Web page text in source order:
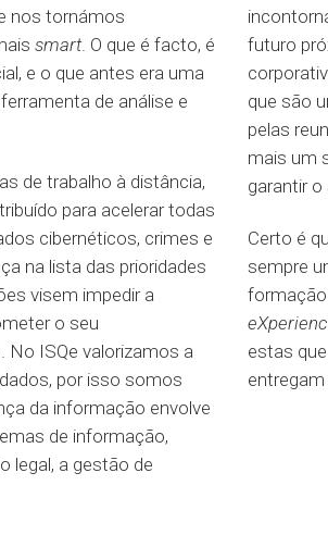
nos tornámos
smart. O que é facto, é
e o que antes era uma
de análise e
de trabalho à distância,
para acelerar todas
cibernéticos, crimes e
na lista das prioridades
visem impedir a
o seu
ISQe valorizamos a
por isso somos
da informação envolve
de informação,
legal, a gestão de
futuro
que são
pelas
mais um
garantir o
Certo é
sempre
estas